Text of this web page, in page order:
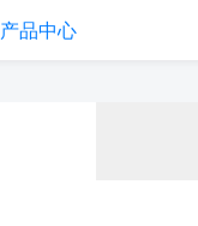
产品中心